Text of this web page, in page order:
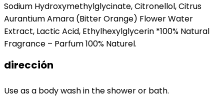
Sodium Hydroxymethylglycinate, Citronellol, Citrus
Aurantium Amara (Bitter Orange) Flower Water
Extract, Lactic Acid, Ethylhexylglycerin *100% Natural
Fragrance – Parfum 100% Naturel.
dirección
Use as a body wash in the shower or bath.